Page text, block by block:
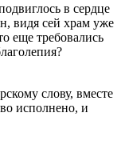
в сердце
видя сей храм уже
еще требовались
слову, вместе
исполнено, и